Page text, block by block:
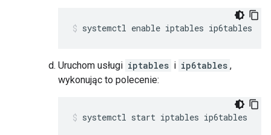
systemctl enable iptables ip6tables
Uruchom usługi iptables i ip6tables ,
wykonując to polecenie:
systemctl start iptables ip6tables